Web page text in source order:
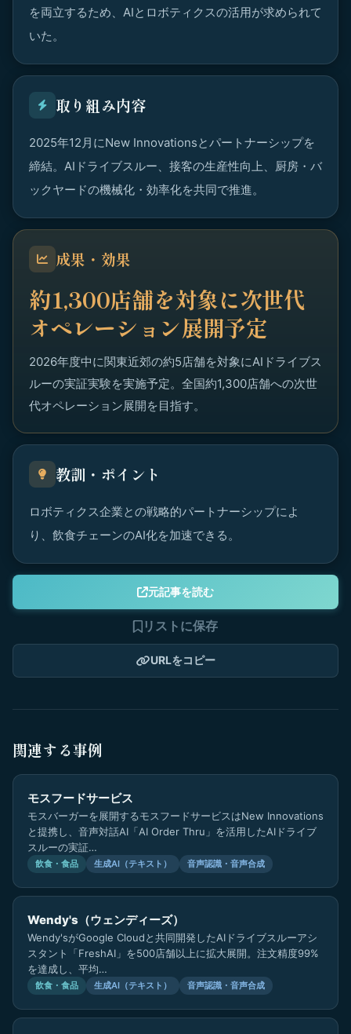
を両立するため、AIとロボティクスの活用が求められて
いた。
取り組み内容
2025年12月にNew Innovationsとパートナーシップを
締結。AIドライブスルー、接客の生産性向上、厨房・バ
ックヤードの機械化・効率化を共同で推進。
成果・効果
約1,300店舗を対象に次世代
オペレーション展開予定
2026年度中に関東近郊の約5店舗を対象にAIドライブス
ルーの実証実験を実施予定。全国約1,300店舗への次世
代オペレーション展開を目指す。
教訓・ポイント
ロボティクス企業との戦略的パートナーシップによ
り、飲食チェーンのAI化を加速できる。
元記事を読む
リストに保存
URLをコピー
関連する事例
モスフードサービス
モスバーガーを展開するモスフードサービスはNew Innovations
と提携し、音声対話AI「AI Order Thru」を活用したAIドライブ
スルーの実証…
飲食・食品 生成AI（テキスト） 音声認識・音声合成
Wendy's（ウェンディーズ）
Wendy'sがGoogle Cloudと共同開発したAIドライブスルーアシ
スタント「FreshAI」を500店舗以上に拡大展開。注文精度99%
を達成し、平均…
飲食・食品 生成AI（テキスト） 音声認識・音声合成